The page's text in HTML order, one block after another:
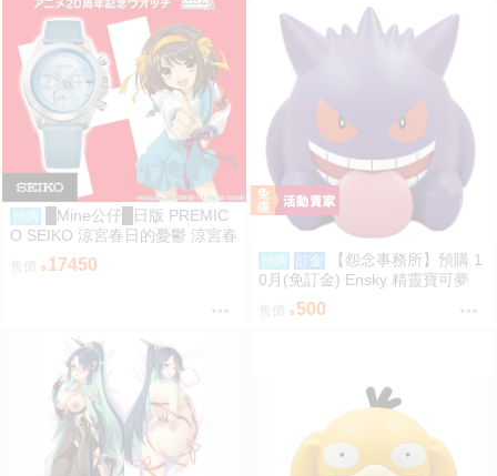
預購
█Mine公仔█日版 PREMIC
O SEIKO 涼宮春日的憂鬱 涼宮春
日 20周年紀念 20週年 手錶 聯名
手表
售價 17450 預購 訂金
【怨念事務所】預購 1
0月(免訂金) Ensky 精靈寶可夢
神奇寶貝 軟膠時間系列 寶可夢存
錢筒 耿鬼 0816
售價 500